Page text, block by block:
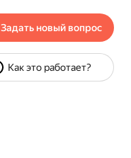
Задать новый вопрос
Как это работает?